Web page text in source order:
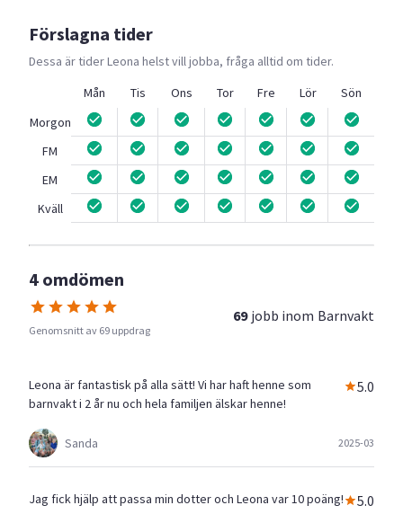
Förslagna tider
Dessa är tiderLeona helst vill jobba, fråga alltid om tider.
Mån
Tis Ons Tor Fre Lör
Sön
Morgon
FM
EM
Kväll
4 omdömen
Genomsnitt av 69 uppdrag
69 jobb inom Barnvakt
Leona är fantastisk på alla sätt! Vi har haft henne som
barnvakt i 2 år nu och hela familjen älskar henne!
5.0
Sanda 2025-03
Jag fick hjälp att passa min dotter och Leona var 10 poäng! 5.0